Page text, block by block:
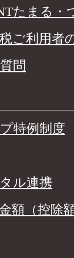
たまる・
ご利用者
問
特例制度
ル連携
額（控除